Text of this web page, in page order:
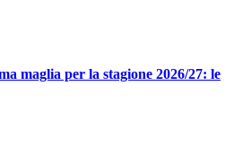
maglia per la stagione 2026/27: le